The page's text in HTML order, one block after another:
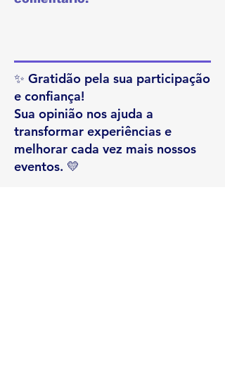
✨ Gratidão pela sua participação
e confiança!
Sua opinião nos ajuda a
transformar experiências e
melhorar cada vez mais nossos
eventos. 💛